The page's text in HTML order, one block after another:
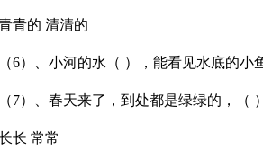
的 清清的
、小河的水（ ），能看见水底的小鱼
、春天来了，到处都是绿绿的，（ ）
常常